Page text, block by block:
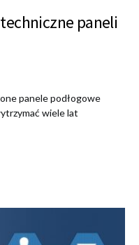
paneli
panele podłogowe
wiele lat